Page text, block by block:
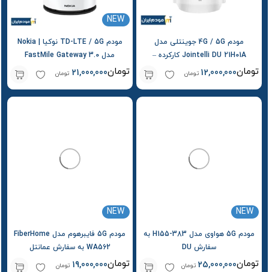
مودم 4G / 5G جوینتلی مدل
Jointelli DU 21H01A کارکرده –
استوک12,000,000 تومان تومان
NEW
مودم TD-LTE / 5G نوکیا | Nokia
مدل FastMile Gateway 3.0
21,000,000 تومان تومان
NEW
مودم 5G هواوی مدل H155-383 به
سفارش DU
25,000,000 تومان تومان
NEW
مودم 5G فایبرهوم مدل FiberHome
WA562 به سفارش عمانتل
Omantel19,000,000 تومان تومان